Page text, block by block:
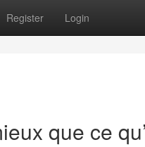
Register Login
que ce